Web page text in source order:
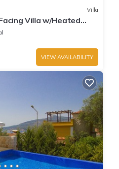
Villa
Villa w/Heated
Sea Views
VIEW AVAILABILITY